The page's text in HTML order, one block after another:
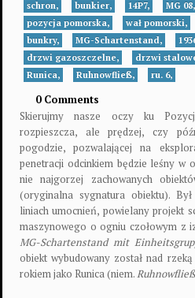
schron, bunkier, 14P7, MG 08,
pozycja pomorska,
wał pomorski,
bunkry,
MG-Schartenstand,
drzwi gazoszczelne,
drzwi
Runica,
Ruhnowfließ, ru. 6,
0 Comments
Skierujmy nasze oczy ku
rozpieszcza, ale prędzej, czy
pogodzie, pozwalającej na
penetracji odcinkiem będzie leśny w
nie najgorzej zachowanych
(oryginalna sygnatura obiektu).
liniach umocnień, powielany projekt
maszynowego o ogniu czołowym z
MG-Schartenstand mit
obiekt wybudowany został nad
rokiem jako Runica (niem.Ruhnowfließ